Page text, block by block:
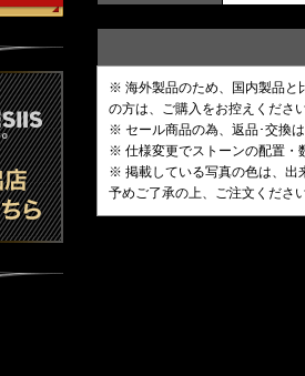
※ 海外製品のため、国内製品と
の方は、ご購入をお控えくださ
※ セール商品の為、返品･交換
※ 仕様変更でストーンの配置・
※ 掲載している写真の色は、出
予めご了承の上、ご注文くださ